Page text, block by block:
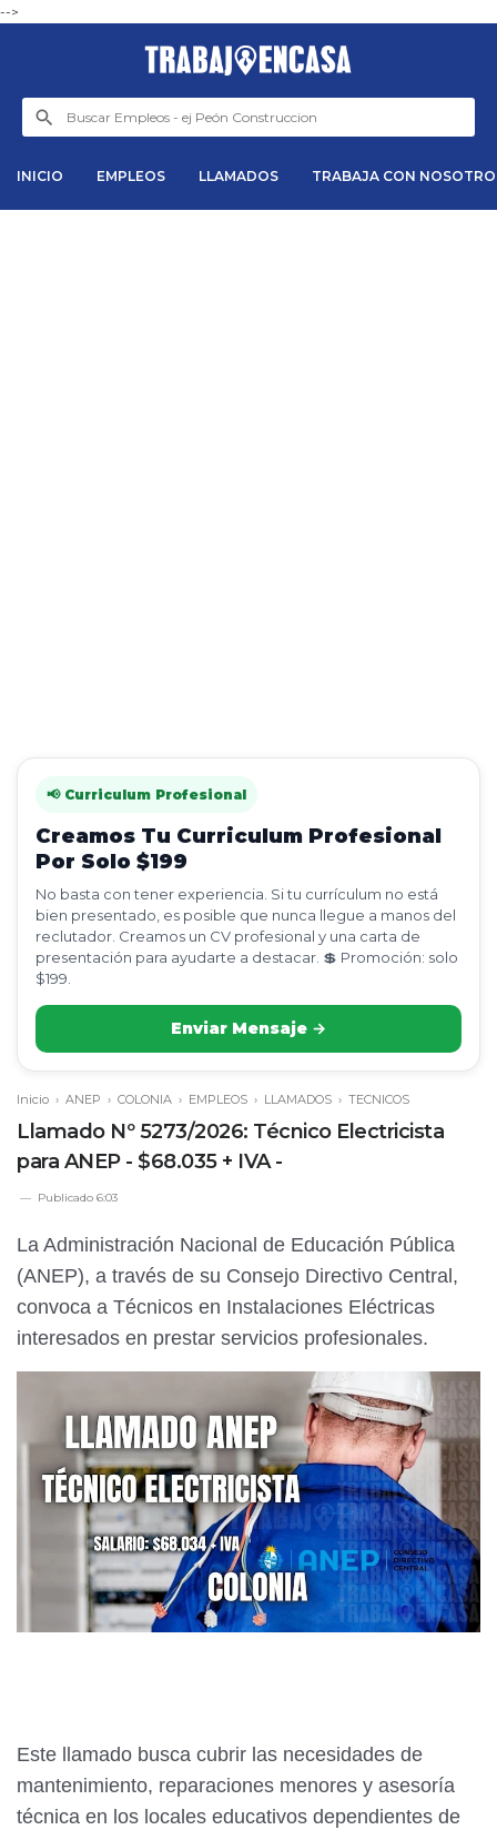
-->
INICIO EMPLEOS LLAMADOS TRABAJA CON
📢 Curriculum Profesional
Creamos Tu Curriculum Profesional
Por Solo $199
No basta con tener experiencia. Si tu currículum no está
bien presentado, es posible que nunca llegue a manos del
reclutador. Creamos un CV profesional y una carta de
presentación para ayudarte a destacar. 💲 Promoción: solo
$199.
Enviar Mensaje →
Inicio › ANEP › COLONIA › EMPLEOS › LLAMADOS › TECNICOS
Llamado Nº 5273/2026: Técnico Electricista
para ANEP - $68.035 + IVA -
Publicado 6:03
La Administración Nacional de Educación Pública
(ANEP), a través de su Consejo Directivo Central,
convoca a Técnicos en Instalaciones Eléctricas
interesados en prestar servicios profesionales.
Este llamado busca cubrir las necesidades de
mantenimiento, reparaciones menores y asesoría
técnica en los locales educativos dependientes de